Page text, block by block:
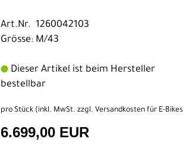
Art.Nr. 1260042103
Grösse: M/43
Dieser Artikel ist beim Hersteller
bestellbar
pro Stück (inkl. MwSt. zzgl. Versandkosten für E-Bikes
6.699,00 EUR